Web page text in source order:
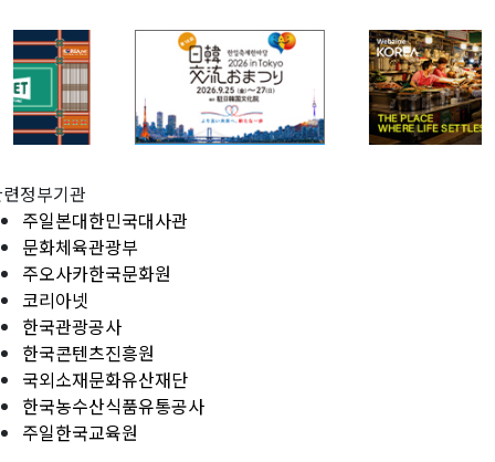
정부기관
주일본대한민국대사관
문화체육관광부
주오사카한국문화원
코리아넷
한국관광공사
한국콘텐츠진흥원
국외소재문화유산재단
한국농수산식품유통공사
주일한국교육원